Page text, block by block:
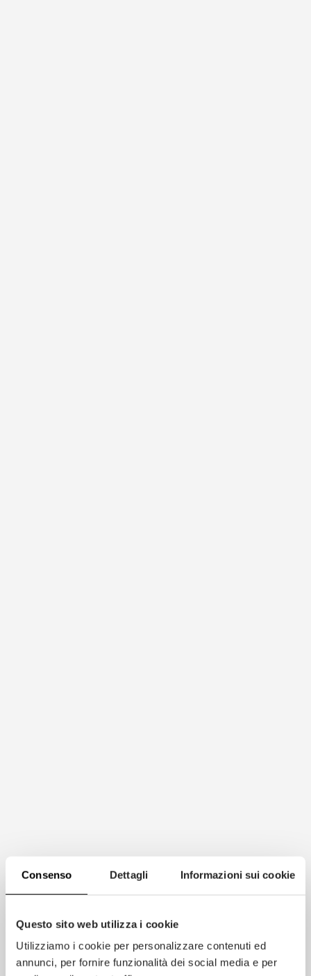
Consenso Dettagli Informazioni sui cookie
Questo sito web utilizza i cookie
Utilizziamo i cookie per personalizzare contenuti ed
annunci, per fornire funzionalità dei social media e per